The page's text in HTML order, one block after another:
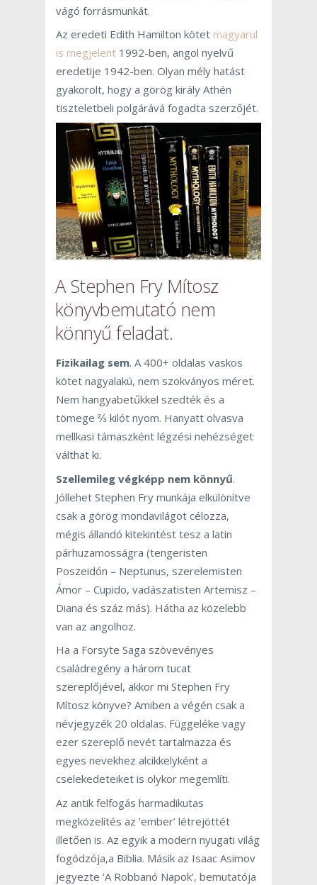
vágó forrásmunkát.
Az eredeti Edith Hamilton kötet magyarul
is megjelent 1992-ben, angol nyelvű
eredetije 1942-ben. Olyan mély hatást
gyakorolt, hogy a görög király Athén
tiszteletbeli polgárává fogadta szerzőjét.
A Stephen Fry Mítosz
könyvbemutató nem
könnyű feladat.
Fizikailag sem. A 400+ oldalas vaskos
kötet nagyalakú, nem szokványos méret.
Nem hangyabetűkkel szedték és a
tömege ⅔ kilót nyom. Hanyatt olvasva
mellkasi támaszként légzési nehézséget
válthat ki.
Szellemileg végképp nem könnyű.
Jóllehet Stephen Fry munkája elkülönítve
csak a görög mondavilágot célozza,
mégis állandó kitekintést tesz a latin
párhuzamosságra (tengeristen
Poszeidón – Neptunus, szerelemisten
Ámor – Cupido, vadászatisten Artemisz –
Diana és száz más). Hátha az közelebb
van az angolhoz.
Ha a Forsyte Saga szövevényes
családregény a három tucat
szereplőjével, akkor mi Stephen Fry
Mítosz könyve? Amiben a végén csak a
névjegyzék 20 oldalas. Függeléke vagy
ezer szereplő nevét tartalmazza és
egyes nevekhez alcikkelyként a
cselekedeteiket is olykor megemlíti.
Az antik felfogás harmadikutas
megközelítés az ’ember’ létrejöttét
illetően is. Az egyik a modern nyugati világ
fogódzója,a Biblia. Másik az Isaac Asimov
jegyezte ’A Robbanó Napok’, bemutatója